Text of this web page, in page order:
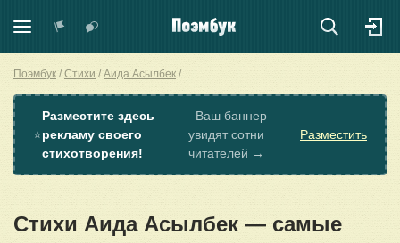
Поэмбук Стихи Аида Асылбек
⭐
Разместите здесь
рекламу своего
стихотворения!
Ваш баннер
увидят сотни
читателей →
Разместить
Стихи Аида Асылбек — самые